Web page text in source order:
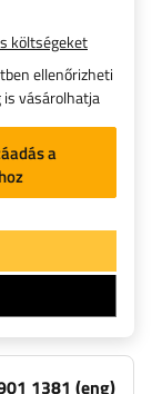
költségeket
ellenőrizheti
vásárolhatja
1381 (eng)